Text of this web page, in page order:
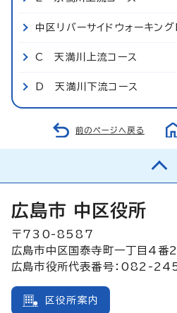
中区リバーサイドウォーキン
C 天満川上流コース
D 天満川下流コース
前のページへ戻る
広島市 中区役所
〒730-8587
広島市中区国泰寺町一丁目4番
広島市役所代表番号：082-
区役所案内